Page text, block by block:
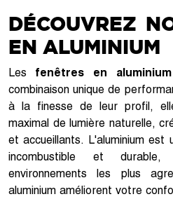
DÉCOUVREZ
EN ALUMINIUM
Les fenêtres en aluminium
combinaison unique de
à la finesse de leur profil,
maximal de lumière naturelle,
et accueillants. L'aluminium est
incombustible et
environnements les plus
aluminium améliorent votre